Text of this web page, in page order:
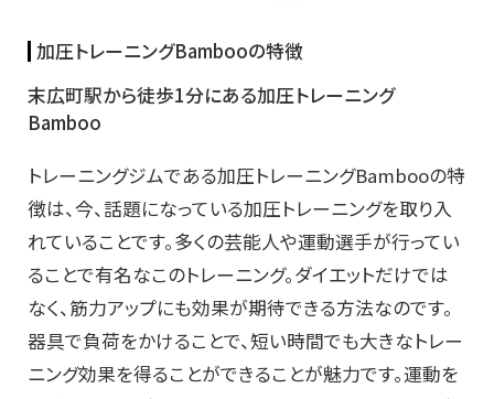
加圧トレーニングBambooの特徴
末広町駅から徒歩1分にある加圧トレーニング
Bamboo
トレーニングジムである加圧トレーニングBambooの特
徴は、今、話題になっている加圧トレーニングを取り入
れていることです。多くの芸能人や運動選手が行ってい
ることで有名なこのトレーニング。ダイエットだけでは
なく、筋力アップにも効果が期待できる方法なのです。
器具で負荷をかけることで、短い時間でも大きなトレー
ニング効果を得ることができることが魅力です。運動を